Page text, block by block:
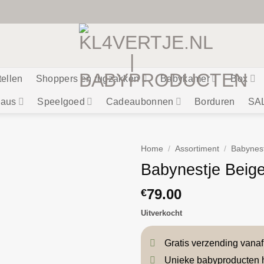
Shoppers en rugzakken Babykamer Box
Speelgoed Cadeaubonnen Borduren
Home / Assortiment /
Babynestje
€79.00
Uitverkocht
Gratis verzending
Unieke babyproducten